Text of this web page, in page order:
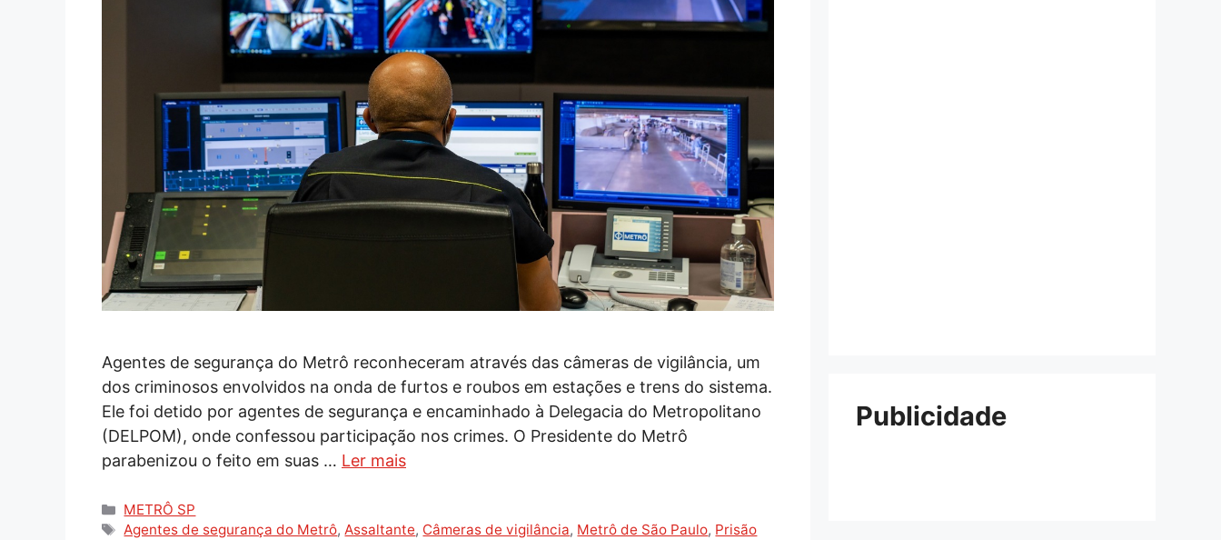
Agentes de segurança do Metrô reconheceram através das câmeras de vigilância, um
dos criminosos envolvidos na onda de furtos e roubos em estações e trens do sistema.
Ele foi detido por agentes de segurança e encaminhado à Delegacia do Metropolitano
(DELPOM), onde confessou participação nos crimes. O Presidente do Metrô
parabenizou o feito em suas … Ler mais
Categorias
METRÔ SP
Tags
Agentes de segurança do Metrô,Assaltante, Câmeras de vigilância, Metrô de São Paulo, Prisão
Publicidade